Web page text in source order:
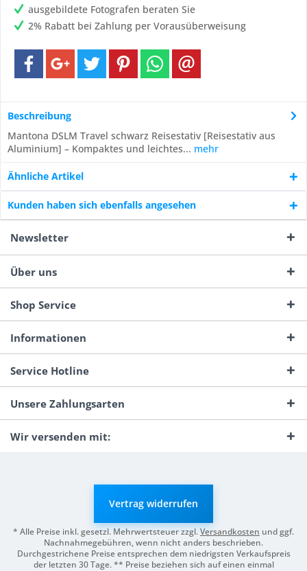
ausgebildete Fotografen beraten Sie
2% Rabatt bei Zahlung per Vorausüberweisung
Beschreibung
Mantona DSLM Travel schwarz Reisestativ [Reisestativ aus
Aluminium] – Kompaktes und leichtes... mehr
Ähnliche Artikel
Kunden haben sich ebenfalls angesehen
Newsletter
Über uns
Shop Service
Informationen
Service Hotline
Unsere Zahlungsarten
Wir versenden mit:
Vertrag widerrufen
* Alle Preise inkl. gesetzl. Mehrwertsteuer zzgl.Versandkosten und ggf.
Nachnahmegebühren, wenn nicht anders beschrieben.
Durchgestrichene Preise entsprechen dem niedrigsten Verkaufspreis
der letzten 30 Tage. ** Preise beziehen sich auf einen einmal